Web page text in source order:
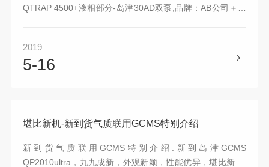
QTRAP 4500+液相部分-岛津30AD双泵,品牌：AB公司＋岛
2019
5-16
堪比新机-新到货气质联用GCMS特别介绍
新到货气质联用GCMS特别介绍:新到岛津GCMS
QP2010ultra，九九成新，外观新颖，性能优异，堪比新机;